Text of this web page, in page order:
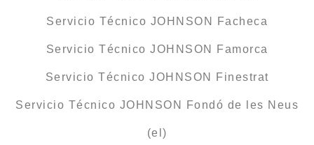
Servicio Técnico JOHNSON Facheca
Servicio Técnico JOHNSON Famorca
Servicio Técnico JOHNSON Finestrat
Servicio Técnico JOHNSON Fondó de les Neus
(el)